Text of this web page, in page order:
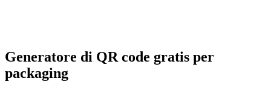
Generatore di QR code gratis per
packaging